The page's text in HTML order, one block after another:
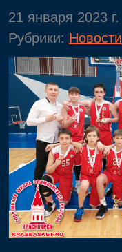
21 января 2023 г.
Рубрики: Новости